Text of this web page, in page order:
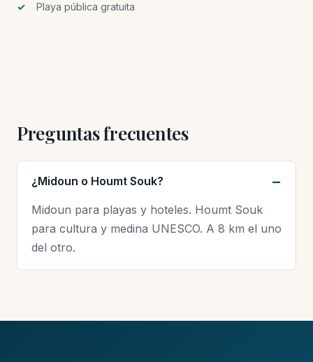
Playa pública gratuita
Preguntas frecuentes
¿Midoun o Houmt Souk?
Midoun para playas y hoteles. Houmt Souk
para cultura y medina UNESCO. A 8 km el uno
del otro.